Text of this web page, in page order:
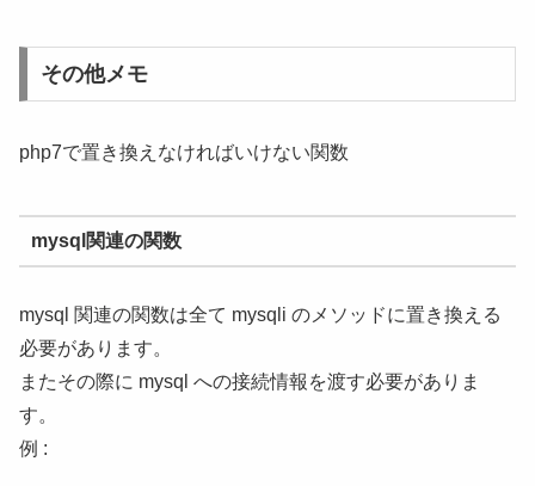
その他メモ
php7で置き換えなければいけない関数
mysql関連の関数
mysql 関連の関数は全て mysqli のメソッドに置き換える
必要があります。
またその際に mysql への接続情報を渡す必要がありま
す。
例 :